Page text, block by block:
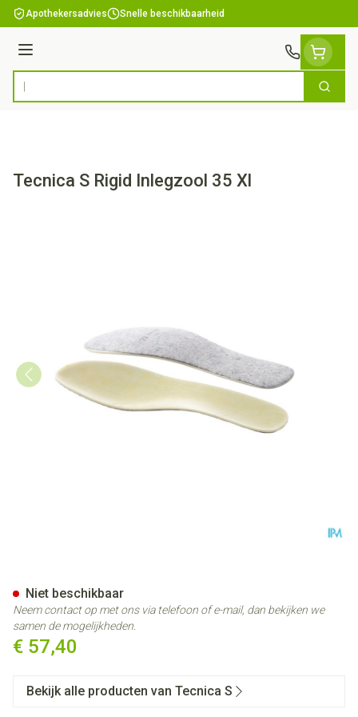
Ga naar de inhoud
Apothekersadvies Snelle beschikbaarheid
Menu
Product, merk, categorie... Zoek
Tecnica S Rigid Inlegzool 35 Xl
€ 57,40
Niet beschikbaar
Neem contact op met ons via telefoon of e-mail, dan bekijken we
samen de mogelijkheden.
Bekijk alle producten van Tecnica S